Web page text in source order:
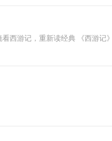
西游记，重新读经典 《西游记》
到菩提祖师的“灵台方寸山，斜
认识这部经典著作。